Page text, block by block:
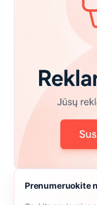
Prenumeruokite